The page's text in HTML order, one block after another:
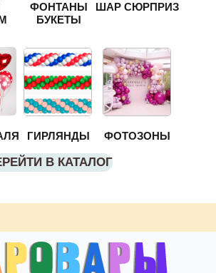
ФОНТАНЫ
БУКЕТЫ
ШАР СЮРПРИЗ
ГИРЛЯНДЫ
В КАТАЛОГ
ФОТОЗОНЫ